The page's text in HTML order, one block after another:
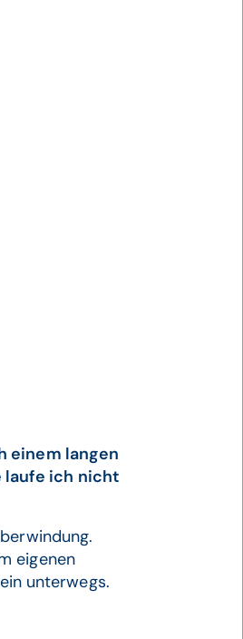
einem langen
laufe ich nicht
eigenen
unterwegs.